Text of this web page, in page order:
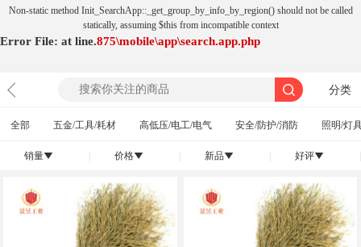
Non-static method Init_SearchApp::_get_group_by_info_by_region() should not be called
statically, assuming $this from incompatible context
Error File: \mobile\app\search.app.php
at 875
line.
分类
全部 五金/工具/耗材 高低压/电工/电气 安全/防护/消防 照明/灯
销量󰄢 价格󰄢 新品󰄢 好评󰄢